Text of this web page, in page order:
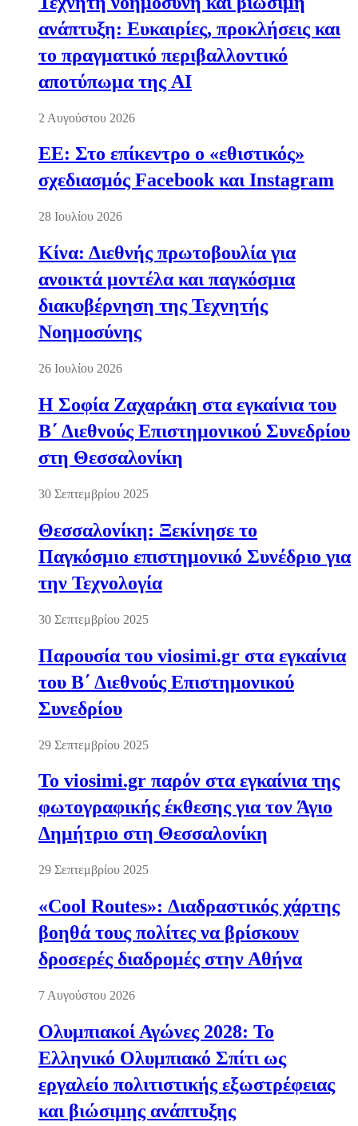
ανάπτυξη: Ευκαιρίες, προκλήσεις και
το πραγματικό περιβαλλοντικό
αποτύπωμα της AI
2 Αυγούστου 2026
ΕΕ: Στο επίκεντρο ο «εθιστικός»
σχεδιασμός Facebook και Instagram
28 Ιουλίου 2026
Κίνα: Διεθνής πρωτοβουλία για
ανοικτά μοντέλα και παγκόσμια
διακυβέρνηση της Τεχνητής
Νοημοσύνης
26 Ιουλίου 2026
Η Σοφία Ζαχαράκη στα εγκαίνια του
Β΄ Διεθνούς Επιστημονικού Συνεδρίου
στη Θεσσαλονίκη
30 Σεπτεμβρίου 2025
Θεσσαλονίκη: Ξεκίνησε το
Παγκόσμιο επιστημονικό Συνέδριο για
την Τεχνολογία
30 Σεπτεμβρίου 2025
Παρουσία του viosimi.gr στα εγκαίνια
του Β΄ Διεθνούς Επιστημονικού
Συνεδρίου
29 Σεπτεμβρίου 2025
Το viosimi.gr παρόν στα εγκαίνια της
φωτογραφικής έκθεσης για τον Άγιο
Δημήτριο στη Θεσσαλονίκη
29 Σεπτεμβρίου 2025
«Cool Routes»: Διαδραστικός χάρτης
βοηθά τους πολίτες να βρίσκουν
δροσερές διαδρομές στην Αθήνα
7 Αυγούστου 2026
Ολυμπιακοί Αγώνες 2028: Το
Ελληνικό Ολυμπιακό Σπίτι ως
εργαλείο πολιτιστικής εξωστρέφειας
και βιώσιμης ανάπτυξης